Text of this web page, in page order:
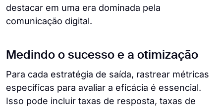
destacar em uma era dominada pela
comunicação digital.
Medindo o sucesso e a otimização
Para cada estratégia de saída, rastrear métricas
específicas para avaliar a eficácia é essencial.
Isso pode incluir taxas de resposta, taxas de